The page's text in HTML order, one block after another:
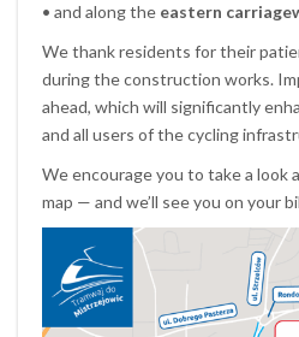
• and along the eastern
We thank residents for their
during the construction works.
ahead, which will significantly
and all users of the cycling
We encourage you to take a
map — and we’ll see you on your